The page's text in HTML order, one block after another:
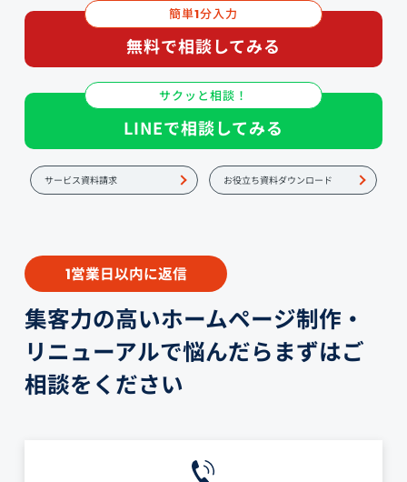
簡単1分入力
無料で相談してみる
サクッと相談！
LINEで相談してみる
サービス資料請求 お役立ち資料ダウンロード
1営業日以内に返信
集客力の高いホームページ制作・
リニューアルで悩んだらまずはご
相談をください